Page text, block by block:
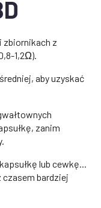
zbiornikach z
1,2Ω).
aby uzyskać
zanim
lub cewkę...
bardziej